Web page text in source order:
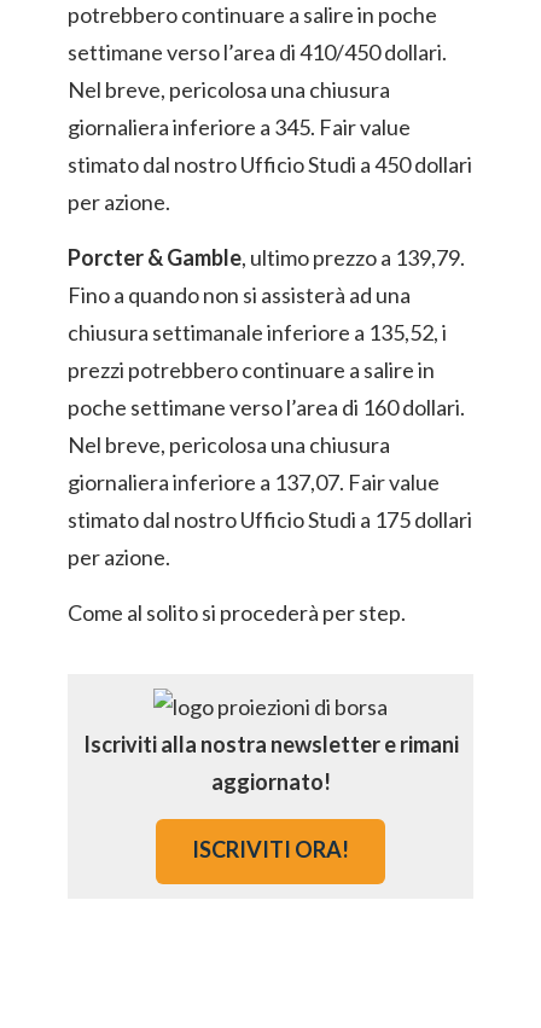
potrebbero continuare a salire in poche
settimane verso l’area di 410/450 dollari.
Nel breve, pericolosa una chiusura
giornaliera inferiore a 345. Fair value
stimato dal nostro Ufficio Studi a 450 dollari
per azione.
Porcter & Gamble, ultimo prezzo a 139,79.
Fino a quando non si assisterà ad una
chiusura settimanale inferiore a 135,52, i
prezzi potrebbero continuare a salire in
poche settimane verso l’area di 160 dollari.
Nel breve, pericolosa una chiusura
giornaliera inferiore a 137,07. Fair value
stimato dal nostro Ufficio Studi a 175 dollari
per azione.
Come al solito si procederà per step.
Iscriviti alla nostra newsletter e rimani
aggiornato!
ISCRIVITI ORA!